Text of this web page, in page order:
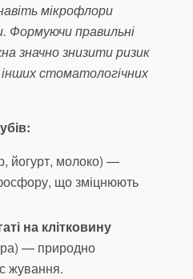
мікрофлори
Формуючи правильні
значно знизити ризик
інших стоматологічних
йогурт, молоко) —
що зміцнюють
на клітковину
— природно
жування.